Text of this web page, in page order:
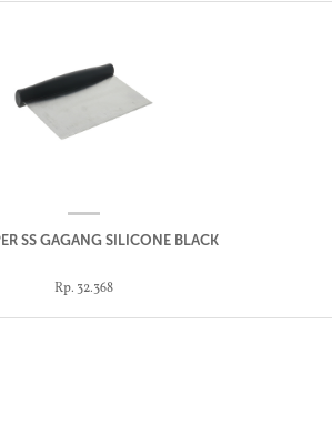
SS GAGANG SILICONE BLACK
Rp. 32.368